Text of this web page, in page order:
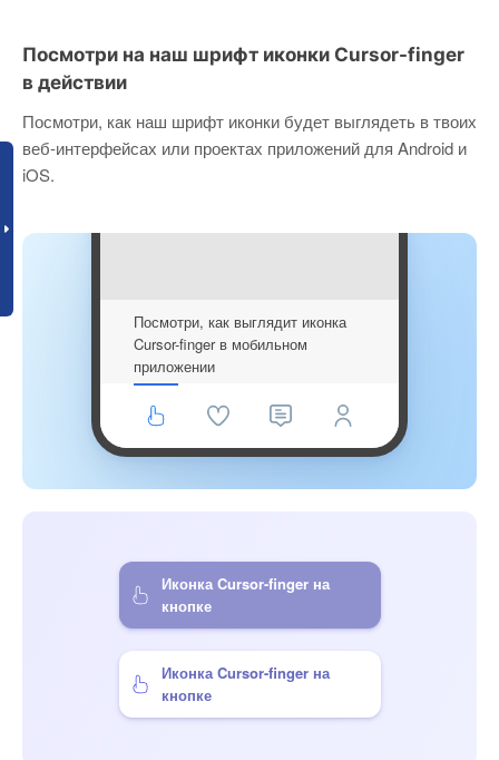
Посмотри на наш шрифт иконки Cursor-finger
в действии
Посмотри, как наш шрифт иконки будет выглядеть в твоих
веб-интерфейсах или проектах приложений для Android и
iOS.
Посмотри, как выглядит иконка
Cursor-finger в мобильном
приложении
Иконка Cursor-finger на
кнопке
Иконка Cursor-finger на
кнопке